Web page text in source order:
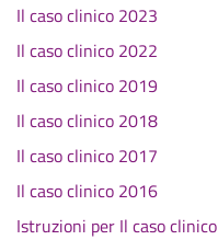
Il caso clinico 2023
Il caso clinico 2022
Il caso clinico 2019
Il caso clinico 2018
Il caso clinico 2017
Il caso clinico 2016
Istruzioni per Il caso clinico